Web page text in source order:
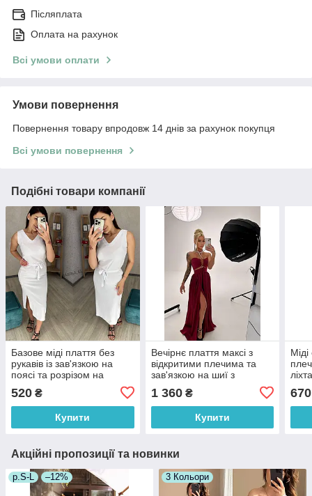
Післяплата
Оплата на рахунок
Всі умови оплати
Умови повернення
Повернення товару впродовж 14 днів за рахунок покупця
Всі умови повернення
Подібні товари компанії
Базове міді плаття без
рукавів із зав'язкою на
поясі та розрізом на
7035286
520 ₴
Купити
Вечірнє плаття максі з
відкритими плечима та
зав'язкою на шиї з
розрізом на нозі (р. S, M)
66035919Е
1 360₴
Купити
670
Акційні пропозиції та новинки
р.S-L –12% 3 Кольори